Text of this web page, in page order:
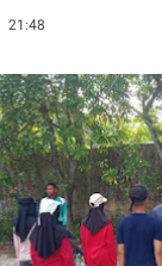
21:48